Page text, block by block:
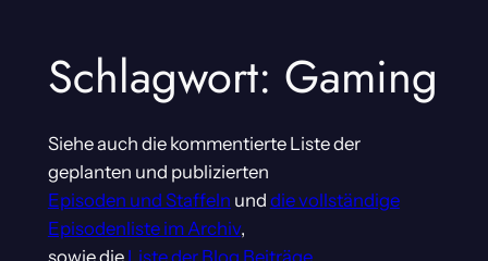
Schlagwort: Gaming
Siehe auch die kommentierte Liste der
geplanten und publizierten
Episoden und Staffeln und die vollständige
Episodenliste im Archiv,
sowie die Liste der Blog Beiträge